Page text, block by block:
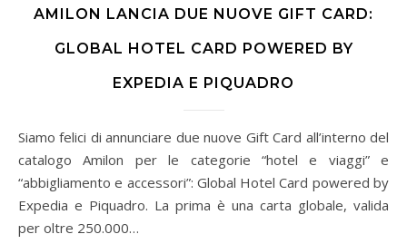
AMILON LANCIA DUE NUOVE GIFT CARD:
GLOBAL HOTEL CARD POWERED BY
EXPEDIA E PIQUADRO
Siamo felici di annunciare due nuove Gift Card all’interno del
catalogo Amilon per le categorie “hotel e viaggi” e
“abbigliamento e accessori”: Global Hotel Card powered by
Expedia e Piquadro. La prima è una carta globale, valida
per oltre 250.000…